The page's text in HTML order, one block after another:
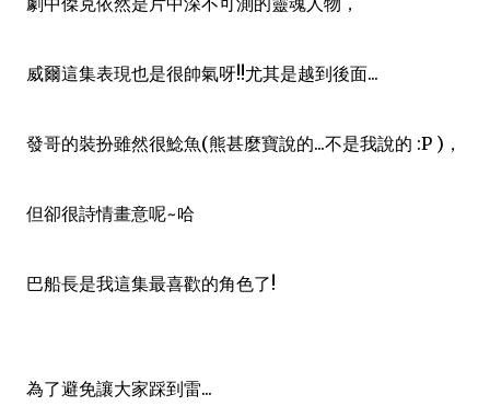
威爾這集表現也是很帥氣呀!!尤其是越到後面...
發哥的裝扮雖然很鯰魚(熊甚麼寶說的...不是我說的 :P )，
但卻很詩情畫意呢~哈
巴船長是我這集最喜歡的角色了!
為了避免讓大家踩到雷...